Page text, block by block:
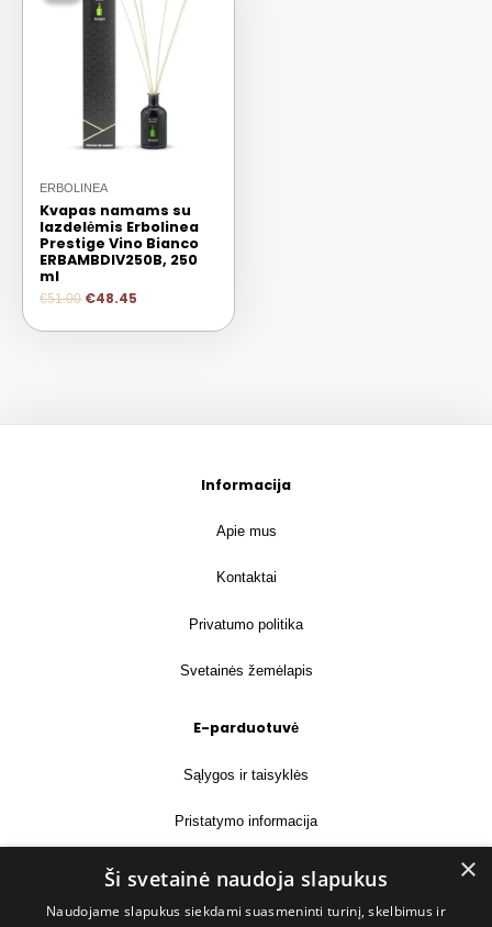
ERBOLINEA
Kvapas namams su
lazdelėmis Erbolinea
Prestige Vino Bianco
ERBAMBDIV250B, 250
ml
€51.00 €48.45
Informacija
Apie mus
Kontaktai
Privatumo politika
Svetainės žemėlapis
E-parduotuvė
Sąlygos ir taisyklės
Pristatymo informacija
Prekių grąžinimas ×
Ši svetainė naudoja slapukus
Naudojame slapukus siekdami suasmeninti turinį, skelbimus ir